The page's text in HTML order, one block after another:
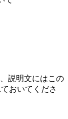
説明文にはこの
おいてくださ